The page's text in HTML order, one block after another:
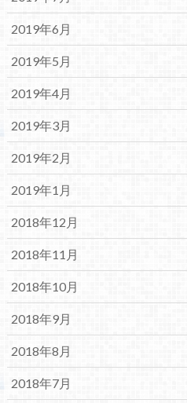
2019年6月
2019年5月
2019年4月
2019年3月
2019年2月
2019年1月
2018年12月
2018年11月
2018年10月
2018年9月
2018年8月
2018年7月